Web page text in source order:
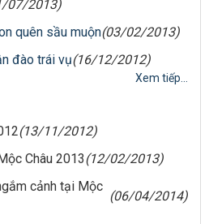
07/2013)
quên sầu muộn(03/02/2013)
đào trái vụ(16/12/2012)
Xem tiếp...
(13/11/2012)
Châu 2013(12/02/2013)
cảnh tại Mộc
(06/04/2014)